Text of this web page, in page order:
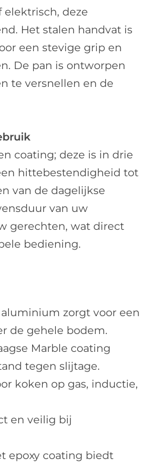
elektrisch, deze
Het stalen handvat is
een stevige grip en
De pan is ontworpen
te versnellen en de
coating; deze is in drie
hittebestendigheid tot
van de dagelijkse
van uw
gerechten, wat direct
bediening.
zorgt voor een
de gehele bodem.
Marble coating
tegen slijtage.
koken op gas, inductie,
en veilig bij
epoxy coating biedt